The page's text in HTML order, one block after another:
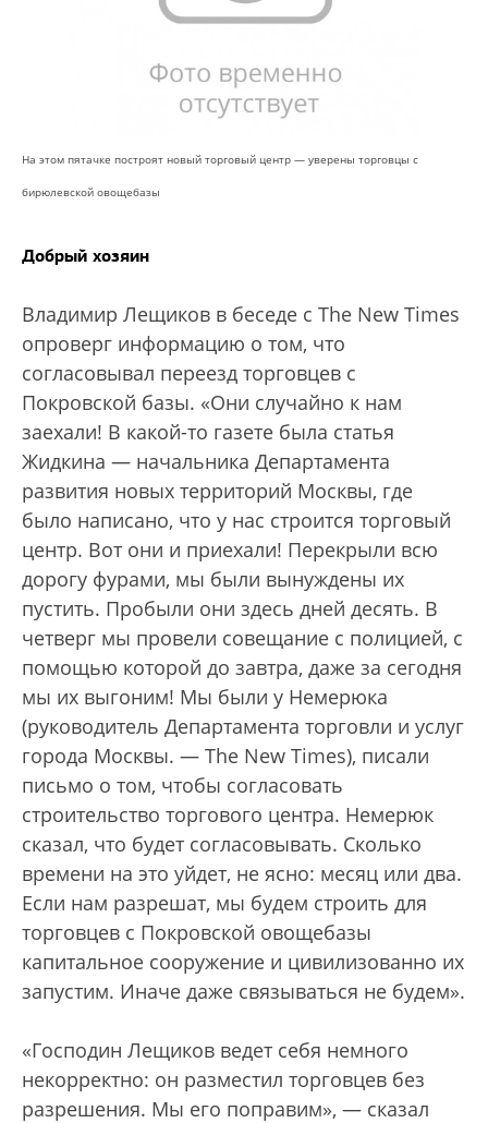
На этом пятачке построят новый торговый центр — уверены торговцы с
бирюлевской овощебазы
Добрый хозяин
Владимир Лещиков в беседе с The New Times
опроверг информацию о том, что
согласовывал переезд торговцев с
Покровской базы. «Они случайно к нам
заехали! В какой-то газете была статья
Жидкина — начальника Департамента
развития новых территорий Москвы, где
было написано, что у нас строится торговый
центр. Вот они и приехали! Перекрыли всю
дорогу фурами, мы были вынуждены их
пустить. Пробыли они здесь дней десять. В
четверг мы провели совещание с полицией, с
помощью которой до завтра, даже за сегодня
мы их выгоним! Мы были у Немерюка
(руководитель Департамента торговли и услуг
города Москвы. — The New Times), писали
письмо о том, чтобы согласовать
строительство торгового центра. Немерюк
сказал, что будет согласовывать. Сколько
времени на это уйдет, не ясно: месяц или два.
Если нам разрешат, мы будем строить для
торговцев с Покровской овощебазы
капитальное сооружение и цивилизованно их
запустим. Иначе даже связываться не будем».
«Господин Лещиков ведет себя немного
некорректно: он разместил торговцев без
разрешения. Мы его поправим», — сказал